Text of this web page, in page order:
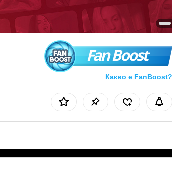
Fan Boost
Какво е FanBoost?